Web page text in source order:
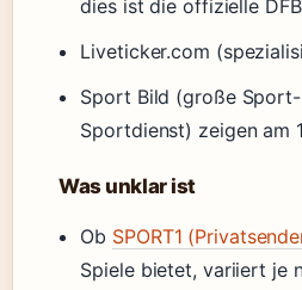
dies ist die offizielle
Liveticker.com
Sport Bild (große
Sportdienst) zeigen am
Was unklar ist
Ob SPORT1
Spiele bietet, variiert je